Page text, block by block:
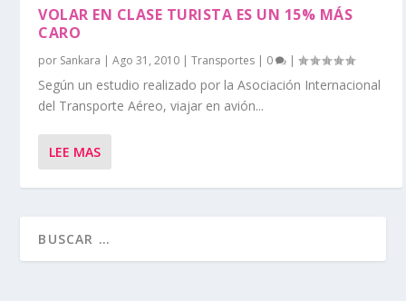
VOLAR EN CLASE TURISTA ES UN 15% MÁS
CARO
por Sankara |Ago 31, 2010 |Transportes | 0 |
Según un estudio realizado por la Asociación Internacional
del Transporte Aéreo, viajar en avión...
LEE MAS